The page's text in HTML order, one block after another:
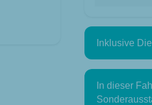
Inklusive
In dieser